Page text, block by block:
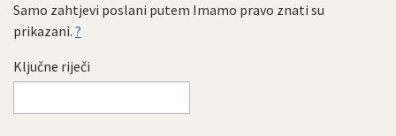
Samo zahtjevi poslani putem Imamo pravo znati su
prikazani. ?
Ključne riječi